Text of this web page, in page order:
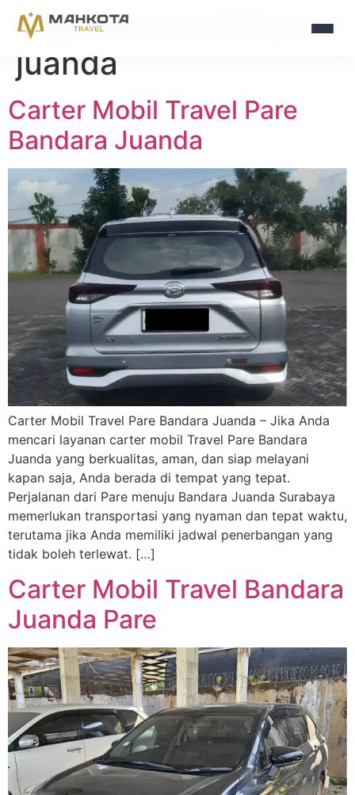
Tag:sewa mobil pare
juanda
Carter Mobil Travel Pare
Bandara Juanda
Carter Mobil Travel Pare Bandara Juanda – Jika Anda
mencari layanan carter mobil Travel Pare Bandara
Juanda yang berkualitas, aman, dan siap melayani
kapan saja, Anda berada di tempat yang tepat.
Perjalanan dari Pare menuju Bandara Juanda Surabaya
memerlukan transportasi yang nyaman dan tepat waktu,
terutama jika Anda memiliki jadwal penerbangan yang
tidak boleh terlewat. […]
Carter Mobil Travel Bandara
Juanda Pare